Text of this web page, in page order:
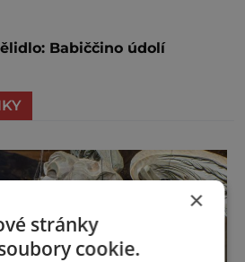
Babiččino údolí
×
stránky
cookie.